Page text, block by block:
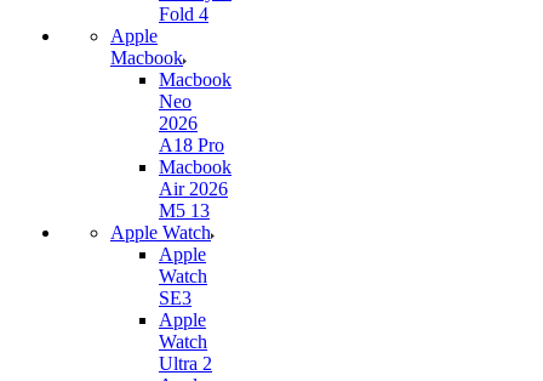
Fold 4
Apple
Macbook
Macbook
Neo
2026
A18 Pro
Macbook
Air 2026
M5 13
Apple Watch
Apple
Watch
SE3
Apple
Watch
Ultra 2